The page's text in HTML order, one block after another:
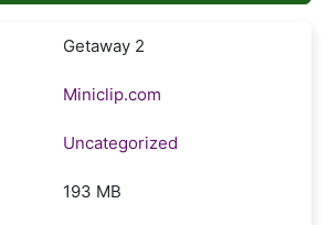
Getaway 2
Miniclip.com
Uncategorized
193 MB